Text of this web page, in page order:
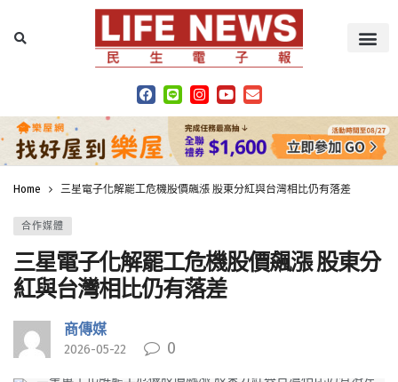
Home 三星電子化解罷工危機股價飆漲 股東分紅與台灣相比仍有落差
合作媒體
三星電子化解罷工危機股價飆漲 股東分
紅與台灣相比仍有落差
商傳媒
2026-05-22 0